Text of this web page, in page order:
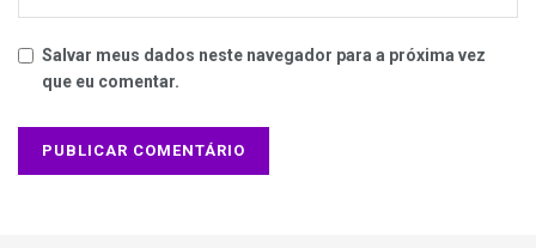
Salvar meus dados neste navegador para a próxima vez
que eu comentar.